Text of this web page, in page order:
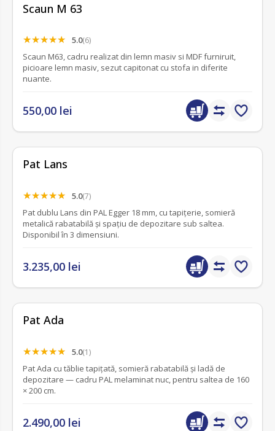
Scaun M 63
5.0(6)
Scaun M63, cadru realizat din lemn masiv si MDF furniruit,
picioare lemn masiv, sezut capitonat cu stofa in diferite
nuante.
550,00 lei
Pat Lans
5.0(7)
Pat dublu Lans din PAL Egger 18 mm, cu tapițerie, somieră
metalică rabatabilă și spațiu de depozitare sub saltea.
Disponibil în 3 dimensiuni.
3.235,00 lei
Pat Ada
5.0(1)
Pat Ada cu tăblie tapițată, somieră rabatabilă și ladă de
depozitare — cadru PAL melaminat nuc, pentru saltea de 160
× 200 cm.
2.490,00 lei